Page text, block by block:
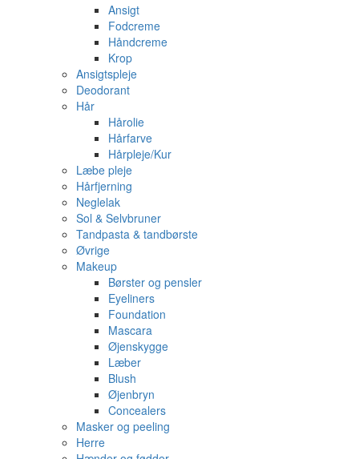
Ansigt
Fodcreme
Håndcreme
Krop
Ansigtspleje
Deodorant
Hår
Hårolie
Hårfarve
Hårpleje/Kur
Læbe pleje
Hårfjerning
Neglelak
Sol & Selvbruner
Tandpasta & tandbørste
Øvrige
Makeup
Børster og pensler
Eyeliners
Foundation
Mascara
Øjenskygge
Læber
Blush
Øjenbryn
Concealers
Masker og peeling
Herre